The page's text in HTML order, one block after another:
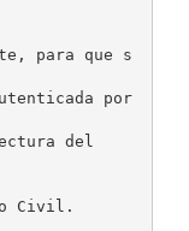
para que s
por
del
Civil.